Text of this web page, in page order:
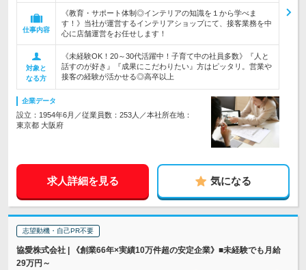
仕事内容
《教育・サポート体制◎インテリアの知識を１から学べま
す！》当社が運営するインテリアショップにて、接客業務を中
心に店舗運営をお任せします！
対象と
なる方
《未経験OK！20～30代活躍中！子育て中の社員多数》『人と
話すのが好き』『成果にこだわりたい』方はピッタリ。営業や
接客の経験が活かせる◎高卒以上
企業データ
設立：1954年6月／従業員数：253人／本社所在地：
東京都 大阪府
求人詳細を見る 気になる
志望動機・自己PR不要
協愛株式会社 | 《創業66年×実績10万件超の安定企業》■未経験でも月給
29万円～